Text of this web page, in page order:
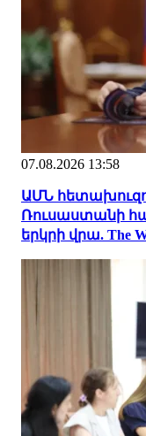
07.08.2026 13:58
ԱՄՆ
Ռուսաստանի
երկրի վրա. The